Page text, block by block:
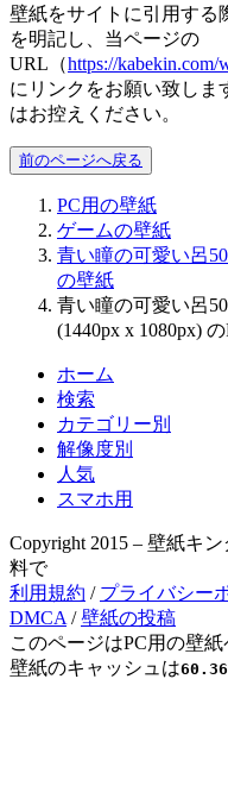
壁紙をサイトに引用する
を明記し、当ページの
URL（https://kabekin.com/
にリンクをお願い致しま
はお控えください。
前のページへ戻る
PC用の壁紙
ゲームの壁紙
青い瞳の可愛い呂
の壁紙
青い瞳の可愛い呂
(1440px x 1080px)
ホーム
検索
カテゴリー別
解像度別
人気
スマホ用
Copyright 2015 – 壁紙キ
料で
利用規約 / プライバシー
DMCA /壁紙の投稿
このページはPC用の壁
壁紙のキャッシュは60.36